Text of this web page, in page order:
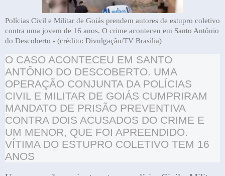
Polícias Civil e Militar de Goiás prendem autores de estupro coletivo
contra uma jovem de 16 anos. O crime aconteceu em Santo Antônio
do Descoberto - (crédito: Divulgação/TV Brasília)
O CASO ACONTECEU EM SANTO
ANTÔNIO DO DESCOBERTO. UMA
OPERAÇÃO CONJUNTA DA POLÍCIAS
CIVIL E MILITAR DE GOIÁS CUMPRIRAM
MANDATO DE PRISÃO PREVENTIVA
CONTRA DOIS ACUSADOS DO CRIME E
UM MENOR, QUE FOI APREENDIDO.
VÍTIMA DO ESTUPRO COLETIVO TEM 16
ANOS